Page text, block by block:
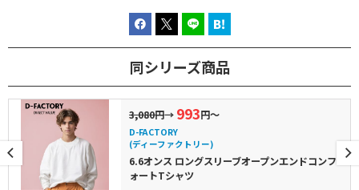
同シリーズ商品
3,080円→ 993円～
D-FACTORY
(ディーファクトリー)
6.6オンス ロングスリーブオープンエンドコンフ
ォートTシャツ